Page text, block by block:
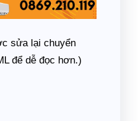
sửa lại chuyển
để dễ đọc hơn.)